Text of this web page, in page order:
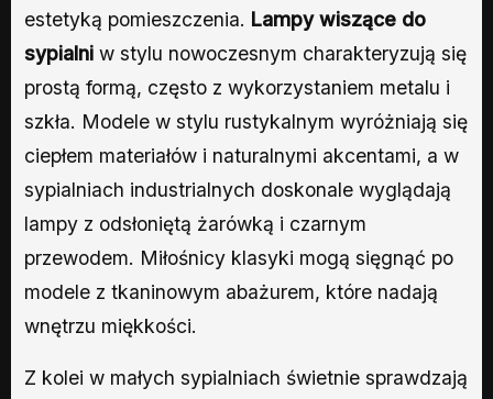
estetyką pomieszczenia. Lampy wiszące do
sypialni w stylu nowoczesnym charakteryzują się
prostą formą, często z wykorzystaniem metalu i
szkła. Modele w stylu rustykalnym wyróżniają się
ciepłem materiałów i naturalnymi akcentami, a w
sypialniach industrialnych doskonale wyglądają
lampy z odsłoniętą żarówką i czarnym
przewodem. Miłośnicy klasyki mogą sięgnąć po
modele z tkaninowym abażurem, które nadają
wnętrzu miękkości.
Z kolei w małych sypialniach świetnie sprawdzają